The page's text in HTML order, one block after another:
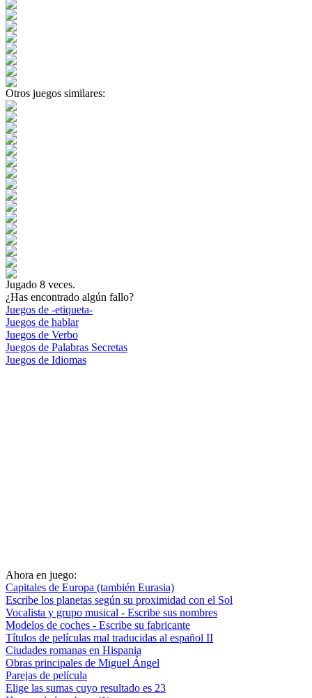
Otros juegos similares:
Jugado 8 veces.
¿Has encontrado algún fallo?
Juegos de -etiqueta-
Juegos de hablar
Juegos de Verbo
Juegos de Palabras Secretas
Juegos de Idiomas
Ahora en juego:
Capitales de Europa (también Eurasia)
Escribe los planetas según su proximidad con el Sol
Vocalista y grupo musical - Escribe sus nombres
Modelos de coches - Escribe su fabricante
Títulos de películas mal traducidas al español II
Ciudades romanas en Hispania
Obras principales de Miguel Ángel
Parejas de película
Elige las sumas cuyo resultado es 23